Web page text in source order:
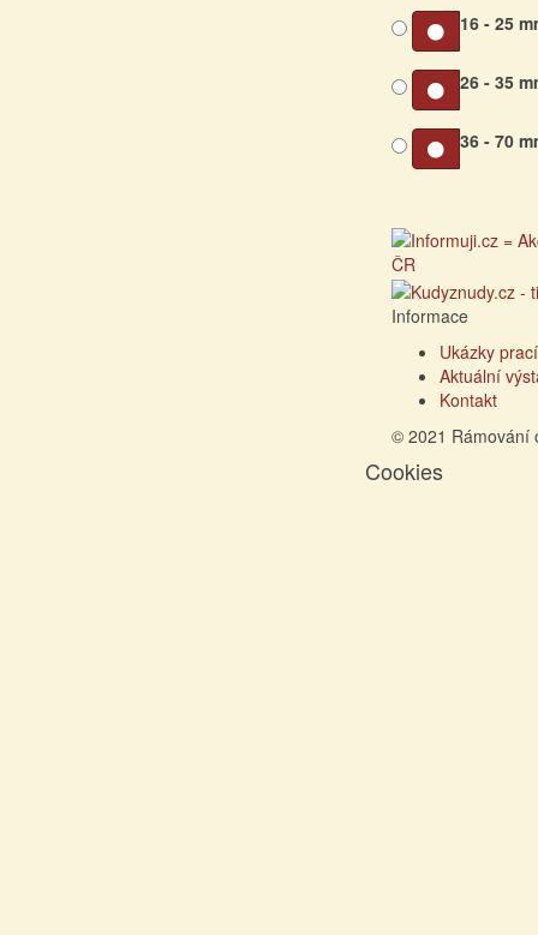
16 - 25
26 - 35
36 - 70
Informace
Ukázky prací
Aktuální
Kontakt
© 2021 Rámování
Cookies